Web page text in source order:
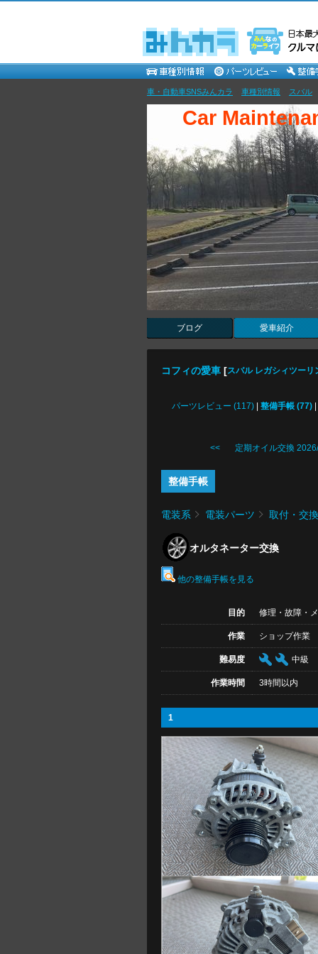
車・自動車SNSみんカラ 車種別情報 スバル
Car
ブログ 愛車紹介
コフィの愛車 [スバル レガシィツーリ
パーツレビュー (117) 整備手帳 (77)
<< 定期オイル交換
整備手帳
電装系 電装パーツ 取付・交換
オルタネーター交換
他の整備手帳を見る
目的 修理・故障・
作業 ショップ作業
難易度 中級
作業時間 3時間以内
1